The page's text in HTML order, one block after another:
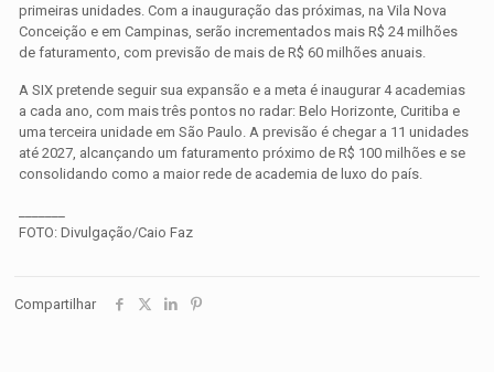
primeiras unidades. Com a inauguração das próximas, na Vila Nova
Conceição e em Campinas, serão incrementados mais R$ 24 milhões
de faturamento, com previsão de mais de R$ 60 milhões anuais.
A SIX pretende seguir sua expansão e a meta é inaugurar 4 academias
a cada ano, com mais três pontos no radar: Belo Horizonte, Curitiba e
uma terceira unidade em São Paulo. A previsão é chegar a 11 unidades
até 2027, alcançando um faturamento próximo de R$ 100 milhões e se
consolidando como a maior rede de academia de luxo do país.
FOTO: Divulgação/Caio Faz
Compartilhar